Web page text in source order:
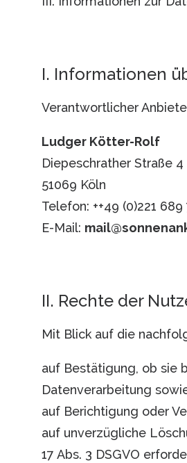
I. Informationen
Verantwortlicher
Ludger Kötter-Rolf
Diepeschrather Straße 4
51069 Köln
Telefon: ++49 (0)221 689
E-Mail:
II. Rechte der
Mit Blick auf die
auf Bestätigung, ob sie
Datenverarbeitung
auf Berichtigung oder
auf unverzügliche
17 Abs. 3 DSGVO